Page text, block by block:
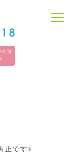
の方
正です♪